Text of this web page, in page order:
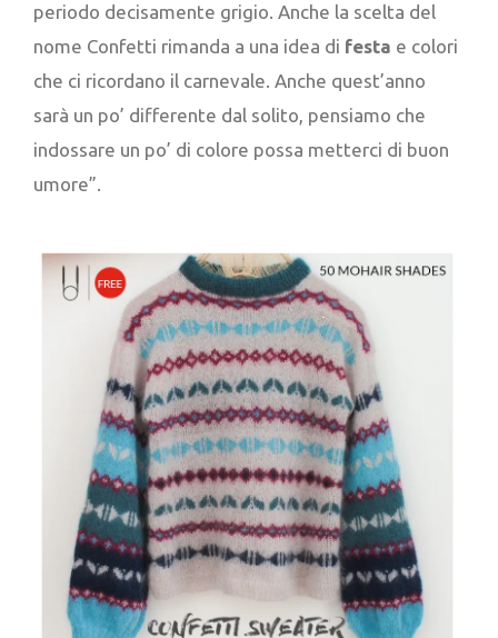
periodo decisamente grigio. Anche la scelta del
nome Confetti rimanda a una idea di festa e colori
che ci ricordano il carnevale. Anche quest’anno
sarà un po’ differente dal solito, pensiamo che
indossare un po’ di colore possa metterci di buon
umore”.